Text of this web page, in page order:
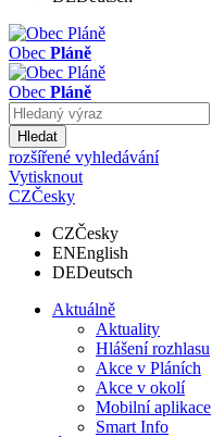
Obec Pláně
Obec Pláně
Hledat
rozšířené vyhledávání
Vytisknout
CZČesky
CZČesky
ENEnglish
DEDeutsch
Aktuálně
Aktuality
Hlášení rozhlasu
Akce v Pláních
Akce v okolí
Mobilní aplikace
Smart Info